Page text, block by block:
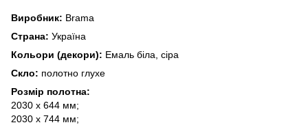
Виробник: Brama
Страна: Україна
Кольори (декори): Емаль біла, сіра
Скло: полотно глухе
Розмір полотна:
2030 х 644 мм;
2030 х 744 мм;